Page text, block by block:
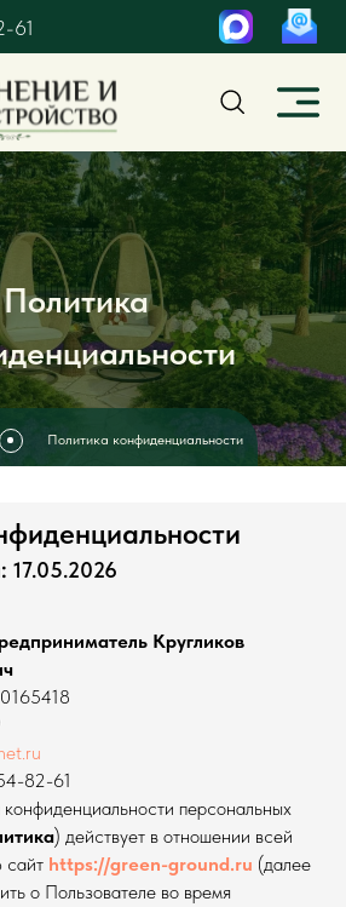
Политика
Политика конфиденциальности
17.05.2026
Кругликов
82-61
персональных
) действует в отношении всей
сайт https://green-ground.ru (далее
о Пользователе во время